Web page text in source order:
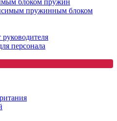
блоком пружин
пружинным блоком
персонала